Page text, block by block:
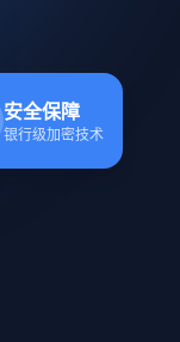
安全保障
银行级加密技术